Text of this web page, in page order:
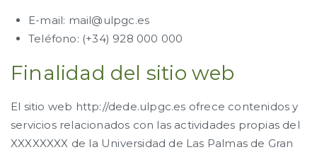
E-mail: mail@ulpgc.es
Teléfono: (+34) 928 000 000
Finalidad del sitio web
El sitio web http://dede.ulpgc.es ofrece contenidos y
servicios relacionados con las actividades propias del
XXXXXXXX de la Universidad de Las Palmas de Gran